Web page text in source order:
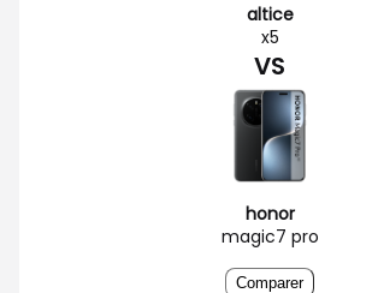
altice
x5
VS
honor
magic7 pro
Comparer